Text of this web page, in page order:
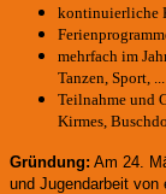
kontinuierliche
mehrfach im
Tanzen, Sport, ...
Teilnahme und
Kirmes,
Gründung: Am 24.
und Jugendarbeit von